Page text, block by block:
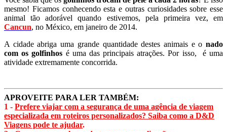
mesmo! Ficamos conhecendo esta e outras curiosidades sobre esse
animal tão adorável quando estivemos, pela primeira vez, em
Cancun, no México, em janeiro de 2014.
A cidade abriga uma grande quantidade destes animais e o nado
com os golfinhos é uma das principais atrações. Por isso, é uma
atividade extremamente concorrida.
APROVEITE PARA LER TAMBÉM:
1 - Prefere viajar com a segurança de uma agência de viagem
especializada em roteiros personalizados? Saiba como a D&D
Viagens pode te ajudar.